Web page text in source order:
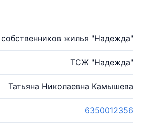
жилья "Надежда"
ТСЖ "Надежда"
Татьяна Николаевна Камышева
6350012356